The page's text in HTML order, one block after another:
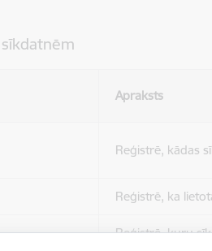
Apraksts
Reģistrē, kādas
Reģistrē, ka
Reģistrē, kuru